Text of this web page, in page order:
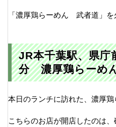
「濃厚鶏らーめん 武者道」を
JR本千葉駅、県庁
分 濃厚鶏らーめ
本日のランチに訪れた、濃厚
こちらのお店が開店したのは